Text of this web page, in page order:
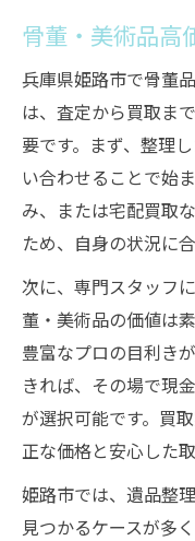
骨董・美術品高
兵庫県姫路市で骨董
は、査定から買取ま
要です。まず、整理
い合わせることで始
み、または宅配買取
ため、自身の状況に
次に、専門スタッフ
董・美術品の価値は
豊富なプロの目利き
きれば、その場で現
が選択可能です。買
正な価格と安心した
姫路市では、遺品整
見つかるケースが多